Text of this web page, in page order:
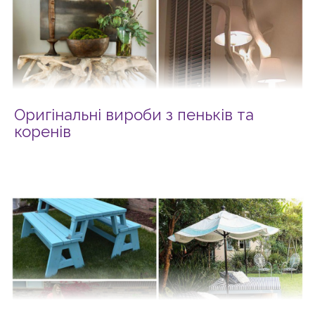
Оригінальні вироби з пеньків та
коренів